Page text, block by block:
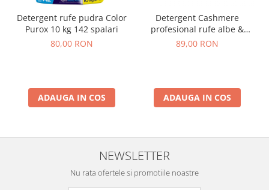
Detergent rufe pudra Color
Purox 10 kg 142 spalari
80,00 RON
ADAUGA IN COS
Detergent Cashmere
profesional rufe albe &
colorate, 3L
89,00 RON
ADAUGA IN COS
NEWSLETTER
Nu rata ofertele si promotiile noastre